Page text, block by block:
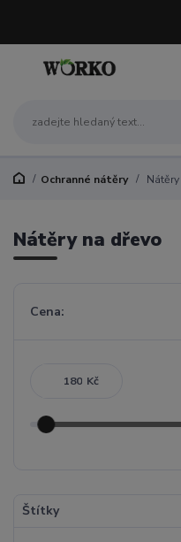
Ochranné nátěry
Nátěry na dřevo
Cena:
Kč
Štítky